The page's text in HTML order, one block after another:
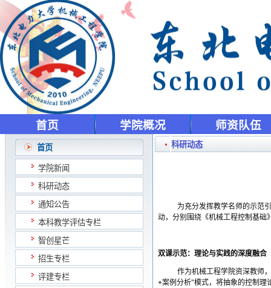
首页 学院概况 师资队伍
首页
学院新闻
科研动态
通知公告
本科教学评估专栏
智创星芒
招生专栏
评建专栏
科研动态
为充分发挥教学名师的示范
动，分别围绕《机械工程控制基础
双课示范：理论与实践的深度融合
作为机械工程学院资深教师
+案例分析"模式，将抽象的控制理